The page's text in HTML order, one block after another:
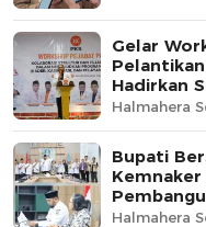
Gelar
Pelantikan
Hadirkan
Halmahera
Bupati
Kemnaker
Selatan
Halmahera